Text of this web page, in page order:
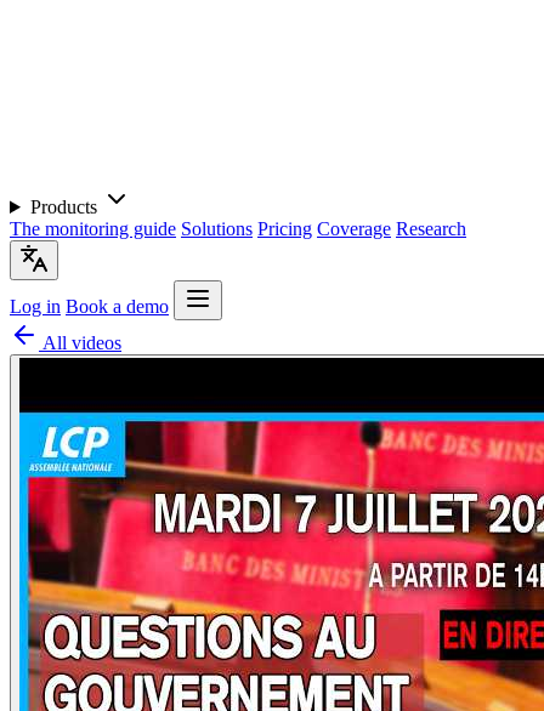
Products
The monitoring guide Solutions Pricing Coverage Research
Log in Book a demo
All videos